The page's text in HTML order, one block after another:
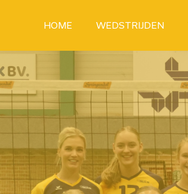
HOME WEDSTRIJDEN